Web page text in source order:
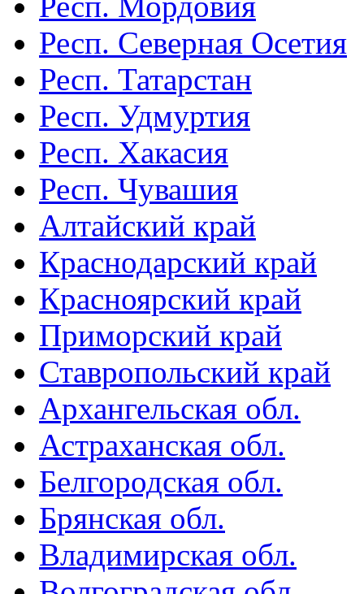
Респ. Северная Осетия
Респ. Татарстан
Респ. Удмуртия
Респ. Хакасия
Респ. Чувашия
Алтайский край
Краснодарский край
Красноярский край
Приморский край
Ставропольский край
Архангельская обл.
Астраханская обл.
Белгородская обл.
Брянская обл.
Владимирская обл.